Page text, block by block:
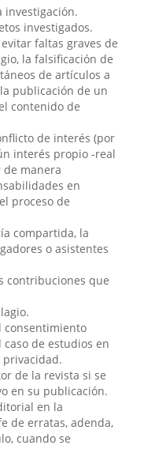
investigación.
investigados.
faltas graves de
la falsificación de
de artículos a
publicación de un
contenido de
de interés (por
interés propio -real
manera
en
proceso de
compartida, la
o asistentes
contribuciones que
consentimiento
de estudios en
privacidad.
de la revista si se
en su publicación.
en la
de erratas, adenda,
cuando se